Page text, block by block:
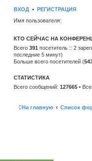
н
м
о
о
б
щ
е
н
т
к
с
е
д
е
у
с
о
е
ВХОД • РЕГИСТРАЦИЯ
Имя пользователя:
КТО СЕЙЧАС НА
Всего 391 посетитель :: 2
последние 5 минут)
Больше всего посетителей (
СТАТИСТИКА
Всего сообщений: 127665 •
На главную Список